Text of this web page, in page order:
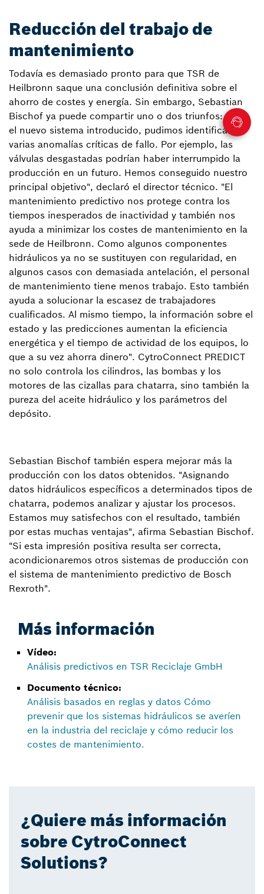
Reducción del trabajo de
mantenimiento
Todavía es demasiado pronto para que TSR de
Heilbronn saque una conclusión definitiva sobre el
ahorro de costes y energía. Sin embargo, Sebastian
Bischof ya puede compartir uno o dos triunfos: "Con
el nuevo sistema introducido, pudimos identificar
varias anomalías críticas de fallo. Por ejemplo, las
válvulas desgastadas podrían haber interrumpido la
producción en un futuro. Hemos conseguido nuestro
principal objetivo", declaró el director técnico. "El
mantenimiento predictivo nos protege contra los
tiempos inesperados de inactividad y también nos
ayuda a minimizar los costes de mantenimiento en la
sede de Heilbronn. Como algunos componentes
hidráulicos ya no se sustituyen con regularidad, en
algunos casos con demasiada antelación, el personal
de mantenimiento tiene menos trabajo. Esto también
ayuda a solucionar la escasez de trabajadores
cualificados. Al mismo tiempo, la información sobre el
estado y las predicciones aumentan la eficiencia
energética y el tiempo de actividad de los equipos, lo
que a su vez ahorra dinero". CytroConnect PREDICT
no solo controla los cilindros, las bombas y los
motores de las cizallas para chatarra, sino también la
pureza del aceite hidráulico y los parámetros del
depósito.
Sebastian Bischof también espera mejorar más la
producción con los datos obtenidos. "Asignando
datos hidráulicos específicos a determinados tipos de
chatarra, podemos analizar y ajustar los procesos.
Estamos muy satisfechos con el resultado, también
por estas muchas ventajas", afirma Sebastian Bischof.
"Si esta impresión positiva resulta ser correcta,
acondicionaremos otros sistemas de producción con
el sistema de mantenimiento predictivo de Bosch
Rexroth".
Más información
Vídeo:
Análisis predictivos en TSR Reciclaje GmbH
Documento técnico:
Análisis basados en reglas y datos Cómo
prevenir que los sistemas hidráulicos se averíen
en la industria del reciclaje y cómo reducir los
costes de mantenimiento.
¿Quiere más información
sobre CytroConnect
Solutions?